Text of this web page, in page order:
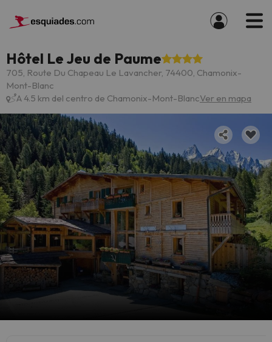
Hôtel Le Jeu de Paume
705, Route Du Chapeau Le Lavancher, 74400, Chamonix-
Mont-Blanc
A 4.5 km del centro de Chamonix-Mont-BlancVer en mapa